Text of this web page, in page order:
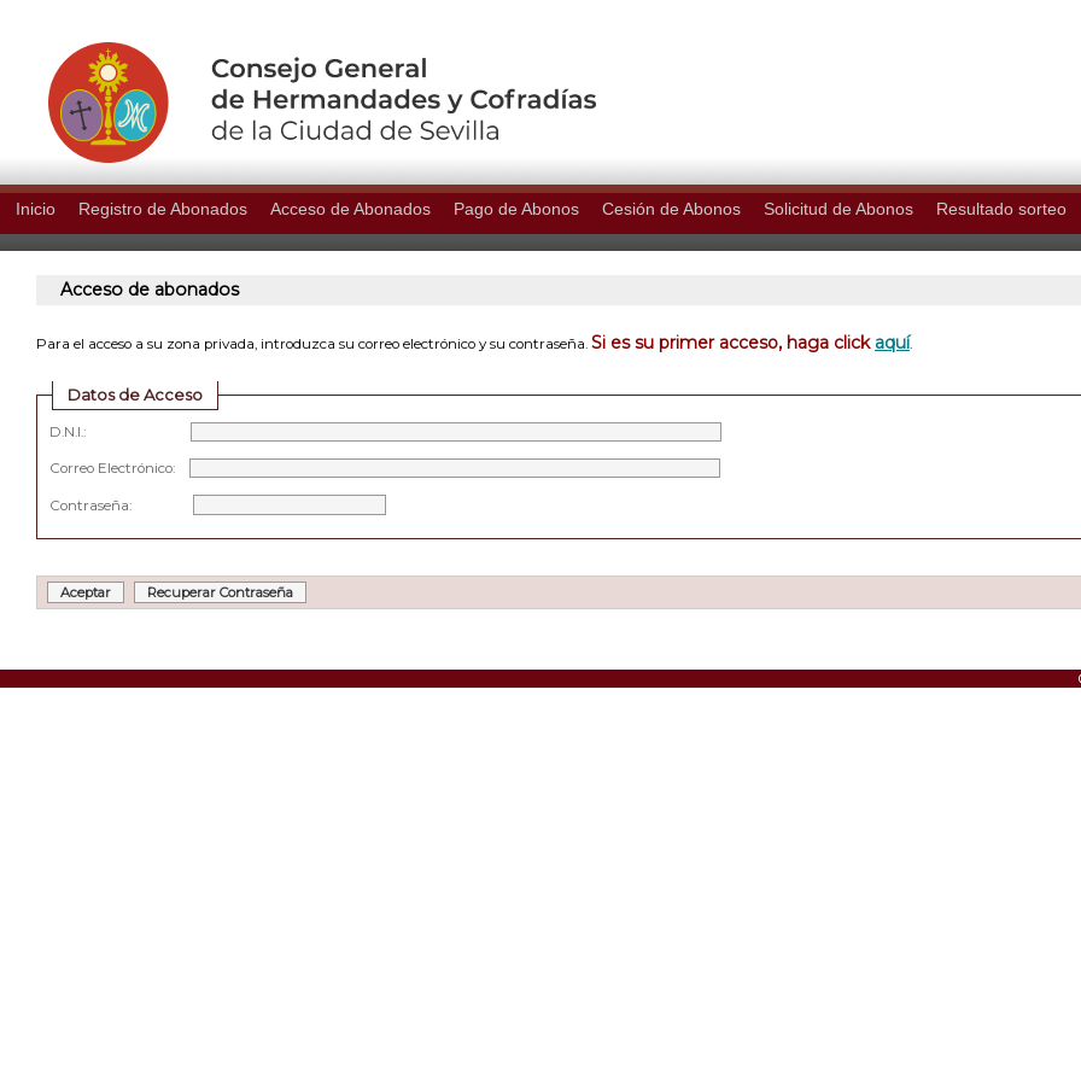
Inicio Registro de Abonados Acceso de Abonados Pago de Abonos Cesión de Abonos Solicitud de Abonos Resultado sorteo
Acceso de abonados
Para el acceso a su zona privada, introduzca su correo electrónico y su contraseña. Si es su primer acceso, haga click aquí.
Datos de Acceso
D.N.I.:
Correo Electrónico:
Contraseña: